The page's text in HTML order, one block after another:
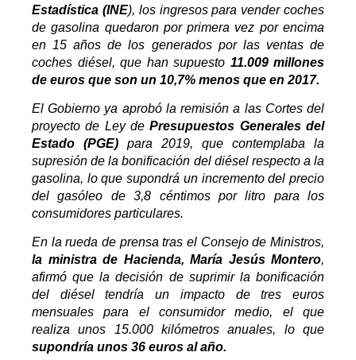
Estadística (INE), los ingresos para vender coches
de gasolina quedaron por primera vez por encima
en 15 años de los generados por las ventas de
coches diésel, que han supuesto 11.009 millones
de euros que son un 10,7% menos que en 2017.
El Gobierno ya aprobó la remisión a las Cortes del
proyecto de Ley dePresupuestos Generales del
Estado (PGE) para 2019, que contemplaba la
supresión de la bonificación del diésel respecto a la
gasolina, lo que supondrá un incremento del precio
del gasóleo de 3,8 céntimos por litro para los
consumidores particulares.
En la rueda de prensa tras el Consejo de Ministros,
la ministra de Hacienda, María Jesús Montero,
afirmó que la decisión de suprimir la bonificación
del diésel tendría un impacto de tres euros
mensuales para el consumidor medio, el que
realiza unos 15.000 kilómetros anuales, lo que
supondría unos 36 euros al año.